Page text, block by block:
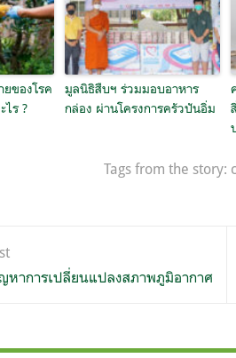
ยของโรค
ไร ?
มูลนิธิสืบฯ ร่วมมอบอาหาร
กล่อง ผ่านโครงการครัวปันอิ่ม
Tags from the story:
หาการเปลี่ยนแปลงสภาพภูมิอากาศ